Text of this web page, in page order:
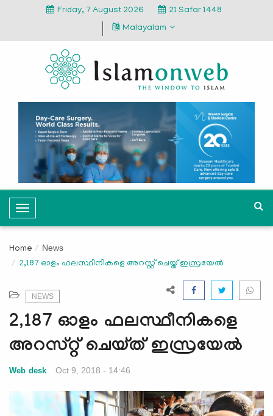
Friday, 7 August 2026
21 Safar 1448
Malayalam
T
o
g
l
a
v
i
a
Home News
2,187 ഓളം ഫലസ്ഥീനികളെ അറസ്റ്റ് ചെയ്ത് ഇസ്രയേല്‍
NEWS
2,187 ഓളം ഫലസ്ഥീനികളെ
അറസ്റ്റ് ചെയ്ത് ഇസ്രയേല്‍
Web desk Oct 9, 2018 - 14:46